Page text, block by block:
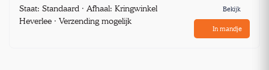
Staat: Standaard · Afhaal: Kringwinkel
Heverlee · Verzending mogelijk
Bekijk
In mandje